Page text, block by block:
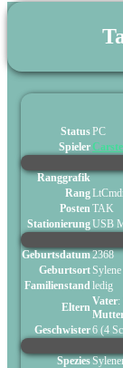
StatusPC
Spieler
Ranggrafik
Rang
PostenTAK
StationierungUSB
Geburtsdatum2368
Geburtsort
Familienstandledig
ElternVater:
Geschwister6 (4
Spezies